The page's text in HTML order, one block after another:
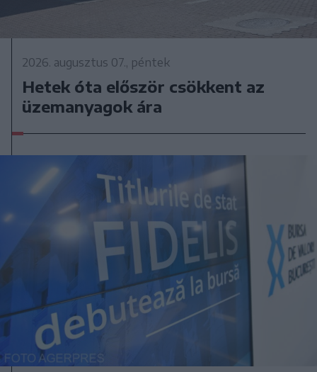
2026. augusztus 07., péntek
Hetek óta először csökkent az
üzemanyagok ára